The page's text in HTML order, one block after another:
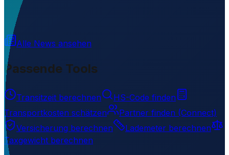
Wird geladen...
3.33924
Alle News ansehen
Passende Tools
Transitzeit berechnen
HS-Code finden
Transportkosten schätzen
Partner finden (Connect)
Versicherung berechnen
Lademeter berechnen
Taxgewicht berechnen